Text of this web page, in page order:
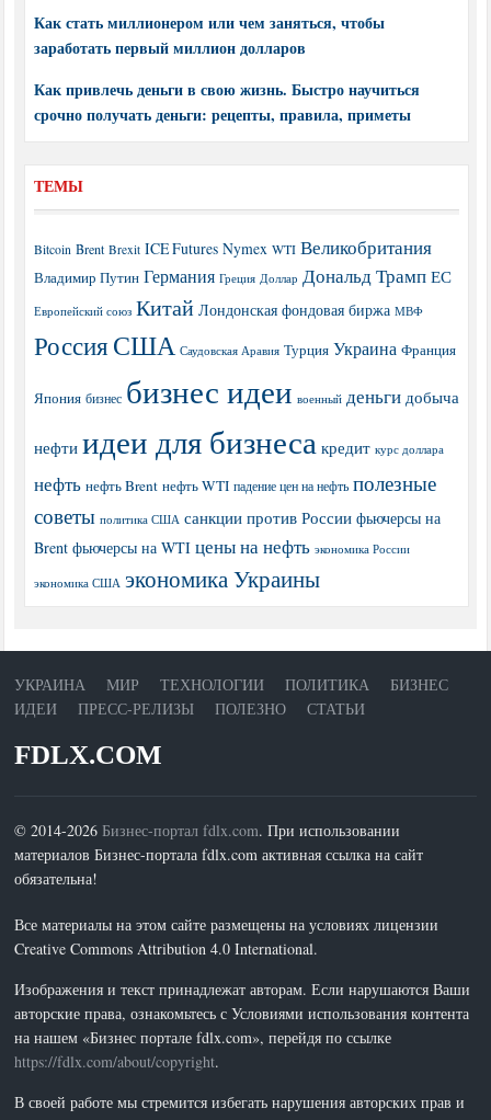
Как стать миллионером или чем заняться, чтобы
заработать первый миллион долларов
Как привлечь деньги в свою жизнь. Быстро научиться
срочно получать деньги: рецепты, правила, приметы
ТЕМЫ
Bitcoin Brent Brexit ICE Futures Nymex WTI Великобритания
Владимир Путин Германия Греция Доллар Дональд Трамп ЕС
Европейский союз Китай Лондонская фондовая биржа МВФ
РоссияСША Саудовская Аравия Турция Украина Франция
Япония бизнес бизнес идеи военный деньги добыча
нефти идеи для бизнеса кредит курс доллара
нефть нефть Brent нефть WTI падение цен на нефть полезные
советы политика США санкции против России фьючерсы на
Brent фьючерсы на WTI цены на нефть экономика России
экономика США экономика Украины
УКРАИНА МИР ТЕХНОЛОГИИ ПОЛИТИКА
БИЗНЕС
ИДЕИ
ПРЕСС-РЕЛИЗЫ ПОЛЕЗНО СТАТЬИ
FDLX.COM
© 2014-2026Бизнес-портал fdlx.com. При использовании
материалов Бизнес-портала fdlx.com активная ссылка на сайт
обязательна!
Все материалы на этом сайте размещены на условиях лицензии
Creative Commons Attribution 4.0 International.
Изображения и текст принадлежат авторам. Если нарушаются Ваши
авторские права, ознакомьтесь с Условиями использования контента
на нашем «Бизнес портале fdlx.com», перейдя по ссылке
https://fdlx.com/about/copyright.
В своей работе мы стремится избегать нарушения авторских прав и